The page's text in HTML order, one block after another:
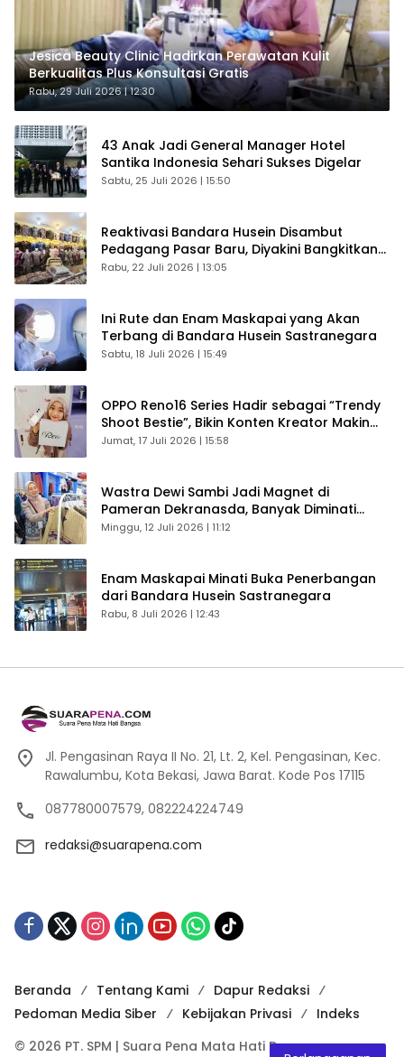
Jesica Beauty Clinic Hadirkan Perawatan Kulit
Berkualitas Plus Konsultasi Gratis
Rabu, 29 Juli 2026 | 12:30
43 Anak Jadi General Manager Hotel
Santika Indonesia Sehari Sukses Digelar
Sabtu, 25 Juli 2026 | 15:50
Reaktivasi Bandara Husein Disambut
Pedagang Pasar Baru, Diyakini Bangkitkan
Kembali Ekonomi Bandung
Rabu, 22 Juli 2026 | 13:05
Ini Rute dan Enam Maskapai yang Akan
Terbang di Bandara Husein Sastranegara
Sabtu, 18 Juli 2026 | 15:49
OPPO Reno16 Series Hadir sebagai “Trendy
Shoot Bestie”, Bikin Konten Kreator Makin
Betah
Jumat, 17 Juli 2026 | 15:58
Wastra Dewi Sambi Jadi Magnet di
Pameran Dekranasda, Banyak Diminati
Pengunjung
Minggu, 12 Juli 2026 | 11:12
Enam Maskapai Minati Buka Penerbangan
dari Bandara Husein Sastranegara
Rabu, 8 Juli 2026 | 12:43
Jl. Pengasinan Raya II No. 21, Lt. 2, Kel. Pengasinan, Kec.
Rawalumbu, Kota Bekasi, Jawa Barat. Kode Pos 17115
087780007579, 082224224749
redaksi@suarapena.com
Beranda Tentang Kami
Dapur Redaksi
Pedoman Media Siber
Kebijakan Privasi
Indeks
© 2026 PT. SPM | Suara Pena Mata Hati Bangsa